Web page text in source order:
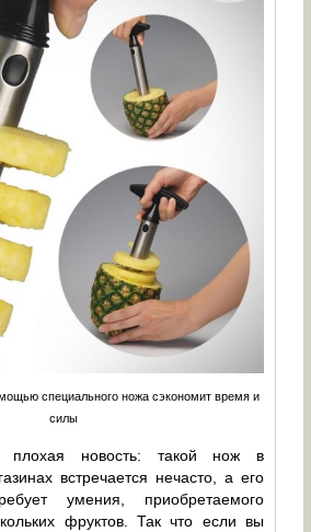
специального ножа сэкономит время и
силы
плохая новость: такой нож в
встречается нечасто, а его
умения, приобретаемого
фруктов. Так что если вы